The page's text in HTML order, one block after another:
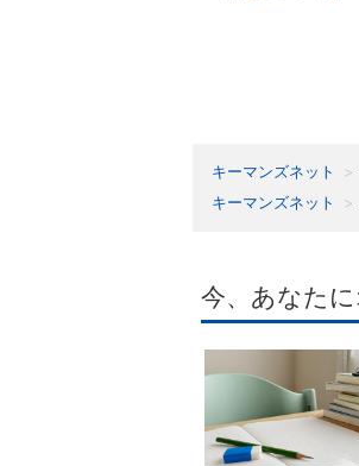
キーマンズネット
キーマンズネット